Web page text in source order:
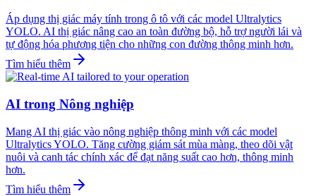
Áp dụng thị giác máy tính trong ô tô với các model Ultralytics
YOLO. AI thị giác nâng cao an toàn đường bộ, hỗ trợ người lái và
tự động hóa phương tiện cho những con đường thông minh hơn.
Tìm hiểu thêm
AI trong Nông nghiệp
Mang AI thị giác vào nông nghiệp thông minh với các model
Ultralytics YOLO. Tăng cường giám sát mùa màng, theo dõi vật
nuôi và canh tác chính xác để đạt năng suất cao hơn, thông minh
hơn.
Tìm hiểu thêm